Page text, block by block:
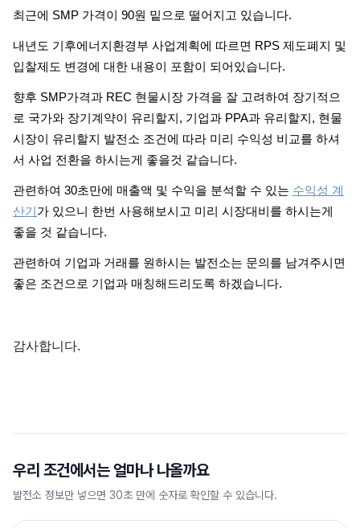
최근에 SMP 가격이 90원 밑으로 떨어지고 있습니다.
내년도 기후에너지환경부 사업계획에 따르면 RPS 제도폐지 및
입찰제도 변경에 대한 내용이 포함이 되어있습니다.
향후 SMP가격과 REC 현물시장 가격을 잘 고려하여 장기적으
로 국가와 장기계약이 유리할지, 기업과 PPA과 유리할지, 현물
시장이 유리할지 발전소 조건에 따라 미리 수익성 비교를 하셔
서 사업 전환을 하시는게 좋을것 같습니다.
관련하여 30초만에 매출액 및 수익을 분석할 수 있는 수익성 계
산기가 있으니 한번 사용해보시고 미리 시장대비를 하시는게
좋을 것 같습니다.
관련하여 기업과 거래를 원하시는 발전소는 문의를 남겨주시면
좋은 조건으로 기업과 매칭해드리도록 하겠습니다.
감사합니다.
우리 조건에서는 얼마나 나올까요
발전소 정보만 넣으면 30초 만에 숫자로 확인할 수 있습니다.